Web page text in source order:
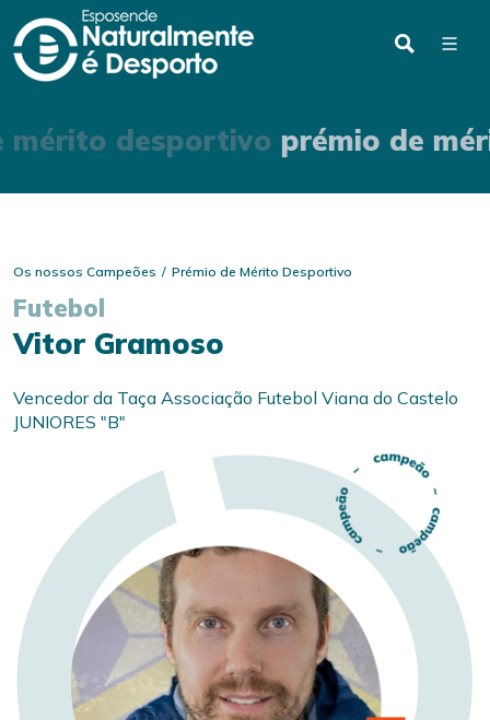
mérito desportivo prémio de
Os nossos Campeões Prémio de Mérito Desportivo
Futebol
Vitor Gramoso
Vencedor da Taça Associação Futebol Viana do Castelo
JUNIORES "B"